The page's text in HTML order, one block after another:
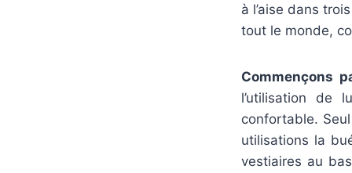
à l’aise dans
tout le monde,
Commençons
l’utilisation de
confortable.
utilisations la
vestiaires au